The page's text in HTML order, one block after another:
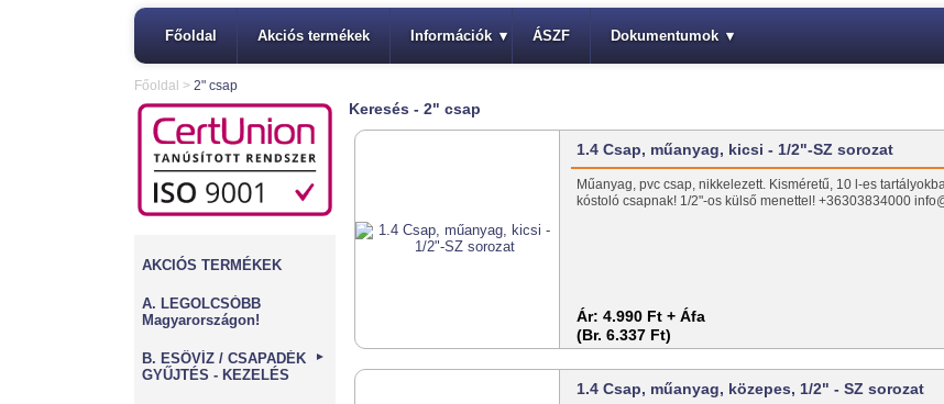
Főoldal Akciós termékek Információk ▾ ÁSZF Dokumentumok ▾
Főoldal > 2" csap
AKCIÓS TERMÉKEK
A. LEGOLCSÓBB
Magyarországon!
B. ESŐVÍZ / CSAPADÉK
GYŰJTÉS - KEZELÉS
►
Keresés - 2" csap
1.4 Csap, műanyag, kicsi - 1/2"-SZ sorozat
Műanyag, pvc csap, nikkelezett. Kisméretű, 10 l-es
kóstoló csapnak! 1/2"-os külső menettel! +36303834000
Ár: 4.990 Ft + Áfa
(Br. 6.337 Ft)
1.4 Csap, műanyag, közepes, 1/2" - SZ sorozat